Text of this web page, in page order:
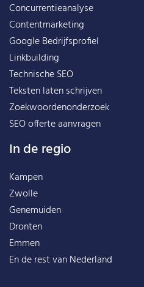
Concurrentieanalyse
Contentmarketing
Google Bedrijfsprofiel
Linkbuilding
Technische SEO
Teksten laten schrijven
Zoekwoordenonderzoek
SEO offerte aanvragen
In de regio
Kampen
Zwolle
Genemuiden
Dronten
Emmen
En de rest vanNederland